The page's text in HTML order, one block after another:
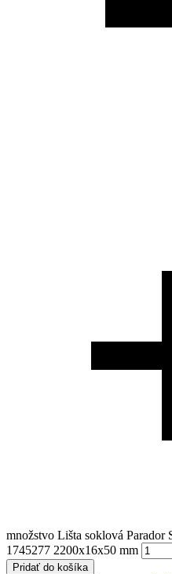
množstvo Lišta soklová
1745277 2200x16x50 mm
Pridať do košíka